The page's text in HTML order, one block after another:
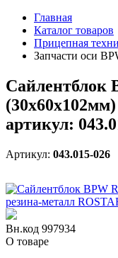
Главная
Каталог товаров
Прицепная
Запчасти оси
Сайлентблок
артикул:
Артикул: 043.015-026
Вн.код 997934
О товаре